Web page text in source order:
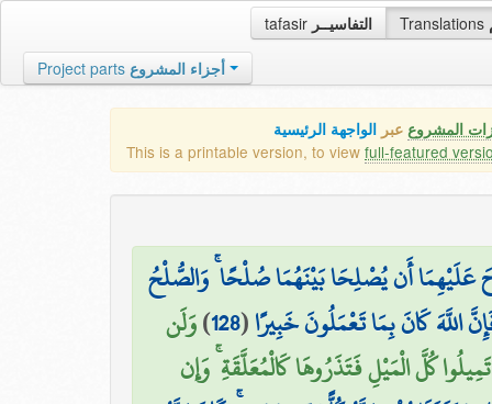
tafasir التفاسيــر Translations
Project parts أجزاء المشروع
المشروع عبر الواجهة الرئيسية
This is a printable version, to view full-featured
عَلَيْهِمَا أَن يُصْلِحَا بَيْنَهُمَا صُلْحًا ۚ وَالصُّلْحُ
كَانَ بِمَا تَعْمَلُونَ خَبِيرًا(
128
)وَلَن
كُلَّ الْمَيْلِ فَتَذَرُوهَا كَالْمُعَلَّقَةِ ۚ وَإِن